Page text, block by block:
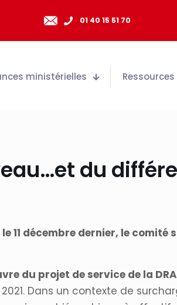
01 40 15 51 70
ministérielles Ressources
du
11 décembre dernier, le comité
du projet de service de la
Dans un contexte de